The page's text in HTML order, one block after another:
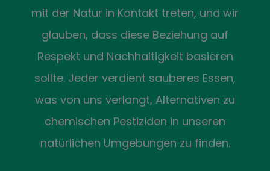
mit der Natur in Kontakt treten, und wir
glauben, dass diese Beziehung auf
Respekt und Nachhaltigkeit basieren
sollte. Jeder verdient sauberes Essen,
was von uns verlangt, Alternativen zu
chemischen Pestiziden in unseren
natürlichen Umgebungen zu finden.